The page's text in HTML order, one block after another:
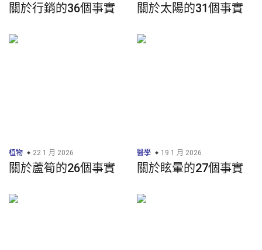
關於行銷的36個事實 關於太陽的31個事實
植物 22 1 月 2026
關於蘆筍的26個事實
醫學 19 1 月 2026
關於眩暈的27個事實